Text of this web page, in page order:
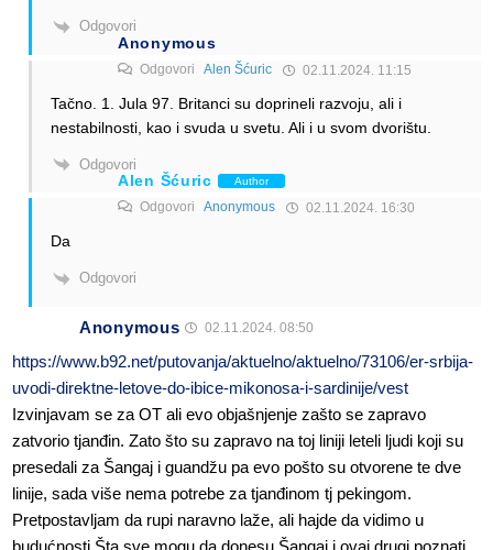
Odgovori
Anonymous
Odgovori Alen Šćuric 02.11.2024. 11:15
Tačno. 1. Jula 97. Britanci su doprineli razvoju, ali i
nestabilnosti, kao i svuda u svetu. Ali i u svom dvorištu.
Odgovori
Alen Šćuric Author
Odgovori Anonymous 02.11.2024. 16:30
Da
Odgovori
Anonymous 02.11.2024. 08:50
https://www.b92.net/putovanja/aktuelno/aktuelno/73106/er-srbija-
uvodi-direktne-letove-do-ibice-mikonosa-i-sardinije/vest
Izvinjavam se za OT ali evo objašnjenje zašto se zapravo
zatvorio tjanđin. Zato što su zapravo na toj liniji leteli ljudi koji su
presedali za Šangaj i guandžu pa evo pošto su otvorene te dve
linije, sada više nema potrebe za tjanđinom tj pekingom.
Pretpostavljam da rupi naravno laže, ali hajde da vidimo u
budućnosti Šta sve mogu da donesu Šangaj i ovaj drugi poznati